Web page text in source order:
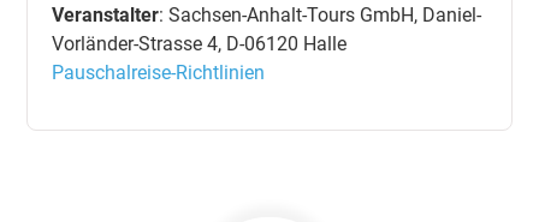
Veranstalter: Sachsen-Anhalt-Tours GmbH, Daniel-
Vorländer-Strasse 4, D-06120 Halle
Pauschalreise-Richtlinien